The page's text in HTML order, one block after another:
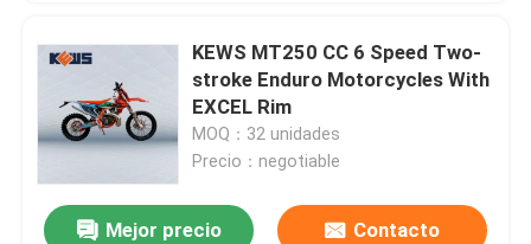
KEWS MT250 CC 6 Speed Two-
stroke Enduro Motorcycles With
EXCEL Rim
MOQ：32 unidades
Precio：negotiable
Mejor precio Contacto